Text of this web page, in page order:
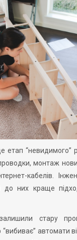
етап “невидимого”
монтаж
кабелів.
до них краще
стару
автомати